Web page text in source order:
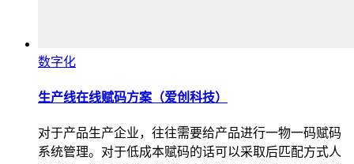
数字化
生产线在线赋码方案（爱创科技）
对于产品生产企业，往往需要给产品进行一物一码赋码
系统管理。对于低成本赋码的话可以采取后匹配方式人